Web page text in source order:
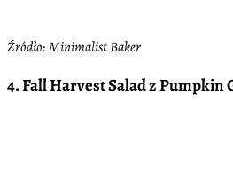
Źródło: Minimalist Baker
4. Fall Harvest Salad z